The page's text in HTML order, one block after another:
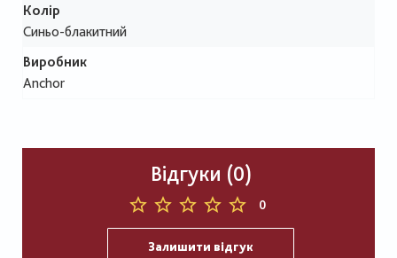
Колір
Синьо-блакитний
Виробник
Anchor
Відгуки (0)
0
Залишити відгук